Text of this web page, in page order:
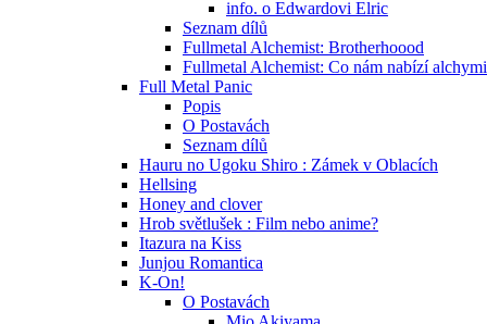
info. o Edwardovi Elric
Seznam dílů
Fullmetal Alchemist: Brotherhoood
Fullmetal Alchemist: Co nám nabízí
Full Metal Panic
Popis
O Postavách
Seznam dílů
Hauru no Ugoku Shiro : Zámek v Oblacích
Hellsing
Honey and clover
Hrob světlušek : Film nebo anime?
Itazura na Kiss
Junjou Romantica
K-On!
O Postavách